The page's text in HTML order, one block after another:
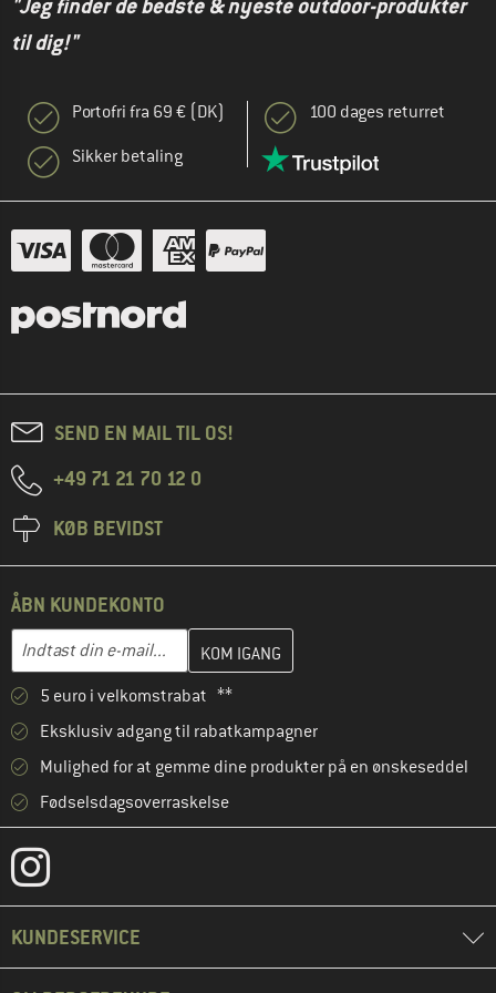
"Jeg finder de bedste & nyeste outdoor-produkter
til dig!"
Portofri fra 69 € (DK)
Sikker betaling
100 dages returret
SEND EN MAIL TIL OS!
+49 71 21 70 12 0
KØB BEVIDST
ÅBN KUNDEKONTO
E-mail-adresse
Indtast din e-mailadresse her, og opret i næste trin din
5 euro i velkomstrabat **
Eksklusiv adgang til rabatkampagner
Mulighed for at gemme dine produkter på en ønskeseddel
Fødselsdagsoverraskelse
KUNDESERVICE